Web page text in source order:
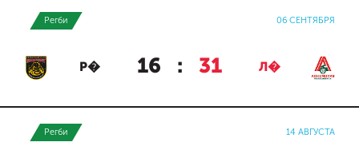
Регби 06 СЕНТЯБРЯ
Р� 16 : 31 Л�
Регби 14 АВГУСТА